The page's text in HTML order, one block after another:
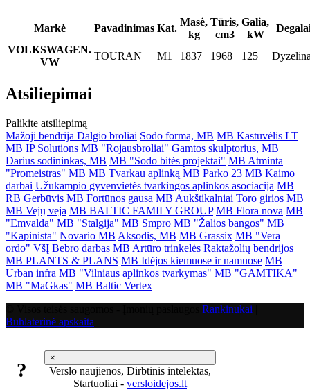
Markė Pavadinimas Kat.
Masė,
kg
Tūris,
cm3
Galia,
kW
VOLKSWAGEN.
VW
TOURAN M1 1837 1968 125
Atsiliepimai
Palikite atsiliepimą
Mažoji bendrija Dalgio broliai Sodo forma, MB MB Kastuvėlis LT
MB IP Solutions MB "Rojausbroliai" Gamtos skulptorius, MB
Darius sodininkas, MB MB "Sodo bitės projektai" MB Atminta
"Promeistras" MB MB Tvarkau aplinką MB Parko 23 MB Kaimo
darbai Užukampio gyvenvietės tvarkingos aplinkos asociacija MB
RB Gerbūvis MB Fortūnos gausa MB Aukštikalniai Toro girios MB
MB Vejų veja MB BALTIC FAMILY GROUP MB Flora nova MB
"Emvalda" MB "Stalgija" MB Smpro MB "Žalios bangos" MB
"Kapinista" Novario MB Aksodis, MB MB Grassix MB "Vera
ordo" VšĮ Bebro darbas MB Artūro trinkelės Raktažolių bendrijos
MB PLANTS & PLANS MB Idėjos kiemuose ir namuose MB
Urban infra MB "Vilniaus aplinkos tvarkymas" MB "GAMTIKA"
MB "MaGkas" MB Baltic Vertex
Rankinukai
Buhlaterinė apskaita
×
?
Verslo naujienos, Dirbtinis intelektas,
Startuoliai - versloidejos.lt